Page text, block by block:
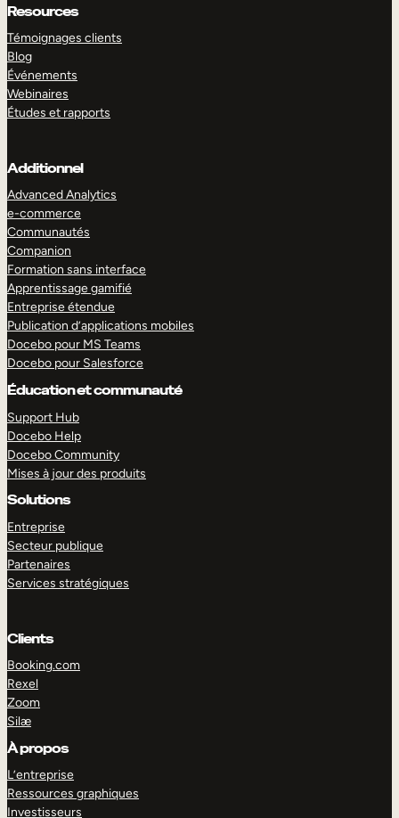
Resources
Témoignages clients
Blog
Événements
Webinaires
Études et rapports
Additionnel
Advanced Analytics
e-commerce
Communautés
Companion
Formation sans interface
Apprentissage gamifié
Entreprise étendue
Publication d’applications mobiles
Docebo pour MS Teams
Docebo pour Salesforce
Éducation et communauté
Support Hub
Docebo Help
Docebo Community
Mises à jour des produits
Solutions
Entreprise
Secteur publique
Partenaires
Services stratégiques
Clients
Booking.com
Rexel
Zoom
Silæ
À propos
L’entreprise
Ressources graphiques
Investisseurs